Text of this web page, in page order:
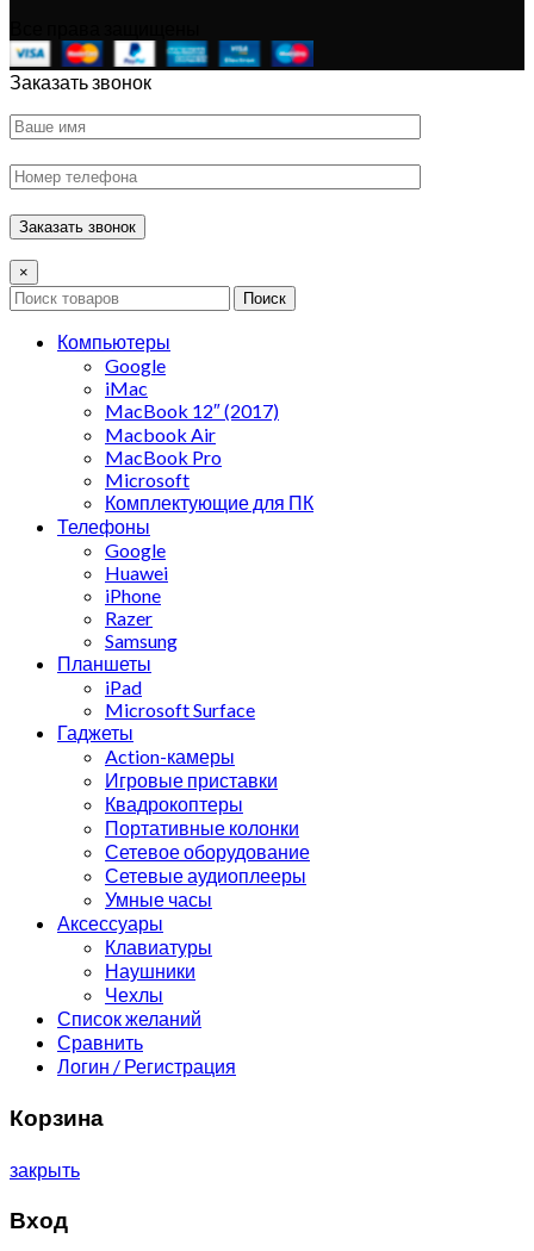
Заказать звонок
×
Поиск
Компьютеры
Google
iMac
MacBook 12″ (2017)
Macbook Air
MacBook Pro
Microsoft
Комплектующие для ПК
Телефоны
Google
Huawei
iPhone
Razer
Samsung
Планшеты
iPad
Microsoft Surface
Гаджеты
Action-камеры
Игровые приставки
Квадрокоптеры
Портативные колонки
Сетевое оборудование
Сетевые аудиоплееры
Умные часы
Аксессуары
Клавиатуры
Наушники
Чехлы
Список желаний
Сравнить
Логин / Регистрация
Корзина
закрыть
Вход